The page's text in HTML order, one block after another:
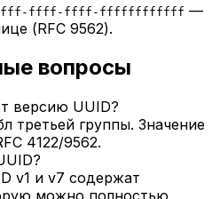
ffff-ffff-ffffffffffff —
(RFC 9562).
вопросы
версию UUID?
третьей группы. Значение
4122/9562.
v1 и v7 содержат